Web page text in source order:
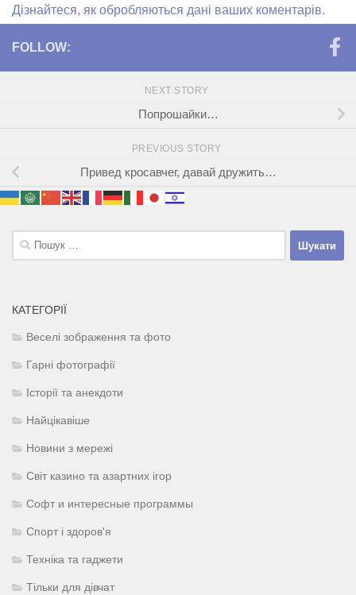
Дізнайтеся, як обробляються дані ваших коментарів.
FOLLOW:
NEXT STORY
Попрошайки…
PREVIOUS STORY
Привед кросавчег, давай дружить…
Пошук:
КАТЕГОРІЇ
Веселі зображення та фото
Гарні фотографії
Історії та анекдоти
Найцікавіше
Новини з мережі
Світ казино та азартних ігор
Софт и интересные программы
Спорт і здоров'я
Техніка та гаджети
Тільки для дівчат